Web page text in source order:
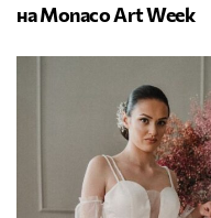
на Monaco Art Week